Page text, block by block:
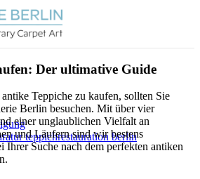
teppichrestauration berlin
Der ultimative Guide
Teppiche zu kaufen, sollten Sie
Berlin besuchen. Mit über vier
einer unglaublichen Vielfalt an
und Läufern sind wir bestens
Ihrer Suche nach dem perfekten antiken